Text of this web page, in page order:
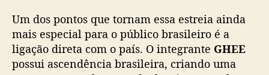
Um dos pontos que tornam essa estreia ainda
mais especial para o público brasileiro é a
ligação direta com o país. O integrante GHEE
possui ascendência brasileira, criando uma